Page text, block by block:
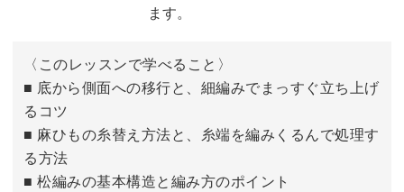
5〜11段目を編む
編み始めの糸処理をする
12段目を編む
ます。
〈このレッスンで学べること〉
■ 底から側面への移行と、細編みでまっすぐ立ち上げ
るコツ
■ 麻ひもの糸替え方法と、糸端を編みくるんで処理す
る方法
■ 松編みの基本構造と編み方のポイント